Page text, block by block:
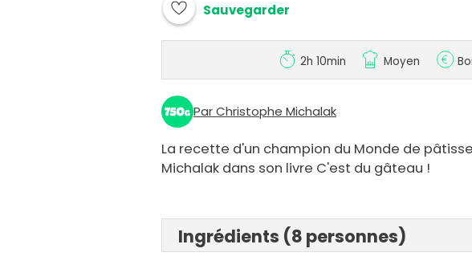
Sauvegarder
2h 10min Moyen
Par Christophe Michalak
La recette d'un champion du Monde de
Michalak dans son livre C'est du gâteau !
Ingrédients (8 personnes)